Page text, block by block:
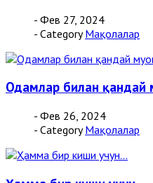
- Фев 27, 2024
- Category Мақолалар
Одамлар билан қандай
- Фев 26, 2024
- Category Мақолалар